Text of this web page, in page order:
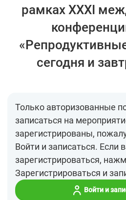
рамках XXXI
сегодня и
Только авторизованные
записаться на
зарегистрированы,
Войти и записаться. Если
зарегистрироваться,
Зарегистрироваться и
Войти и